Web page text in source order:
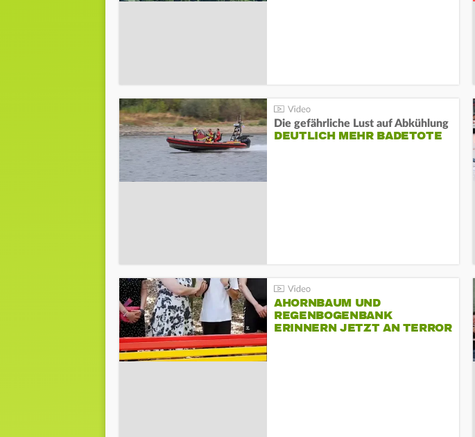
Die gefährliche Lust auf Abkühlung
DEUTLICH MEHR BADETOTE
AHORNBAUM UND
REGENBOGENBANK
ERINNERN JETZT AN TERROR